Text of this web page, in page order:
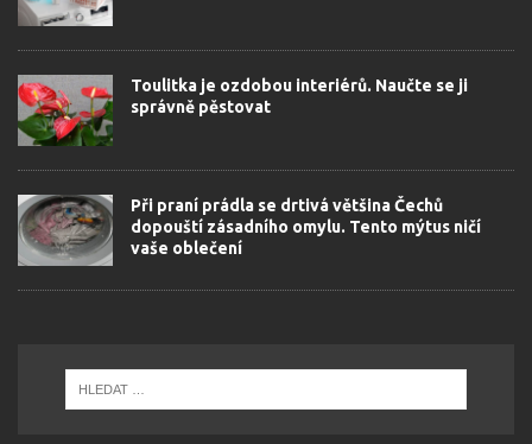
Toulitka je ozdobou interiérů. Naučte se ji
správně pěstovat
Při praní prádla se drtivá většina Čechů
dopouští zásadního omylu. Tento mýtus ničí
vaše oblečení